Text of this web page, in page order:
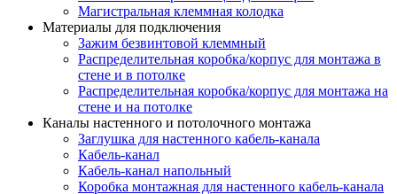
Магистральная клеммная колодка
Материалы для подключения
Зажим безвинтовой клеммный
Распределительная коробка/корпус для монтажа в
стене и в потолке
Распределительная коробка/корпус для монтажа на
стене и на потолке
Каналы настенного и потолочного монтажа
Заглушка для настенного кабель-канала
Кабель-канал
Кабель-канал напольный
Коробка монтажная для настенного кабель-канала